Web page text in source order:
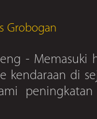
Grobogan
- Memasuki
kendaraan di